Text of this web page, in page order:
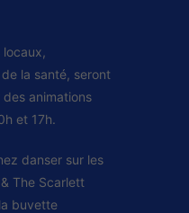
locaux,
la santé, seront
animations
et 17h.
danser sur les
The Scarlett
buvette